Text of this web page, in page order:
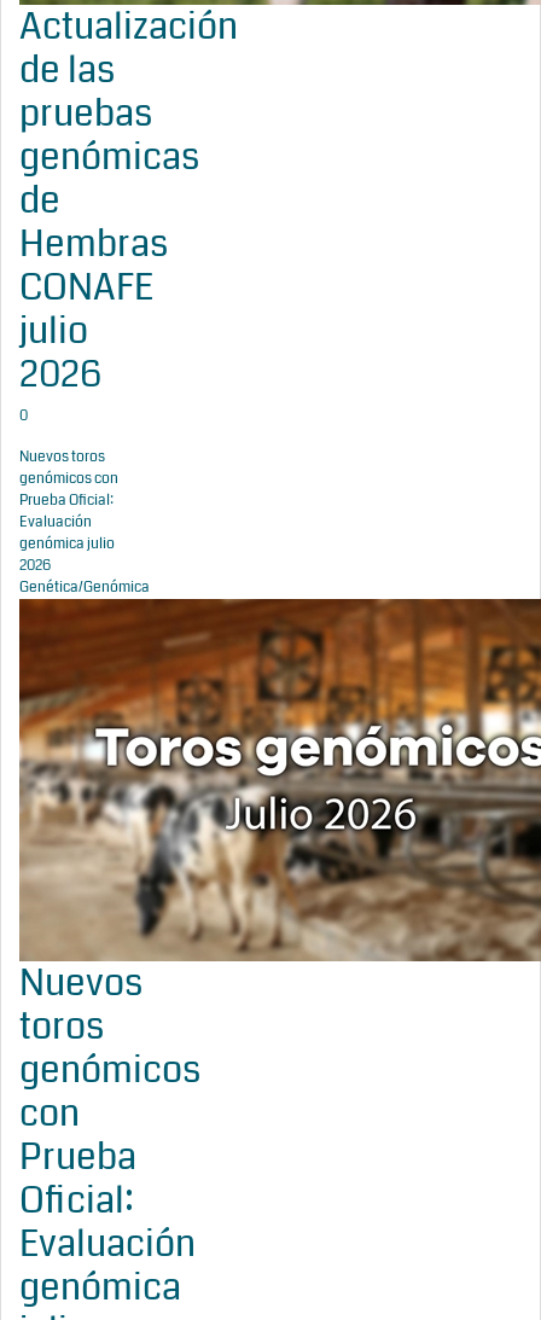
Actualización
de las
pruebas
genómicas
de
Hembras
CONAFE
julio
2026
0
Nuevos toros
genómicos con
Prueba Oficial:
Evaluación
genómica julio
2026
Genética/Genómica
Nuevos
toros
genómicos
con
Prueba
Oficial:
Evaluación
genómica